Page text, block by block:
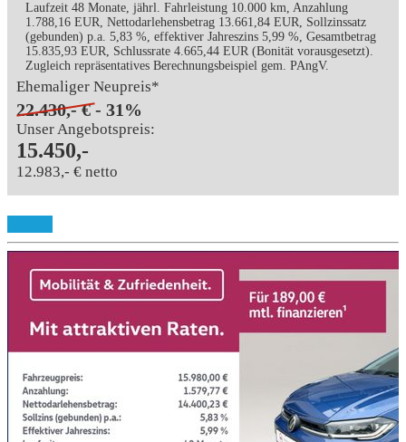
Laufzeit 48 Monate, jährl. Fahrleistung 10.000 km, Anzahlung
1.788,16 EUR, Nettodarlehensbetrag 13.661,84 EUR, Sollzinssatz
(gebunden) p.a. 5,83 %, effektiver Jahreszins 5,99 %, Gesamtbetrag
15.835,93 EUR, Schlussrate 4.665,44 EUR (Bonität vorausgesetzt).
Zugleich repräsentatives Berechnungsbeispiel gem. PAngV.
Ehemaliger Neupreis*
22.430,- € - 31%
Unser Angebotspreis:
15.450,-
12.983,- € netto